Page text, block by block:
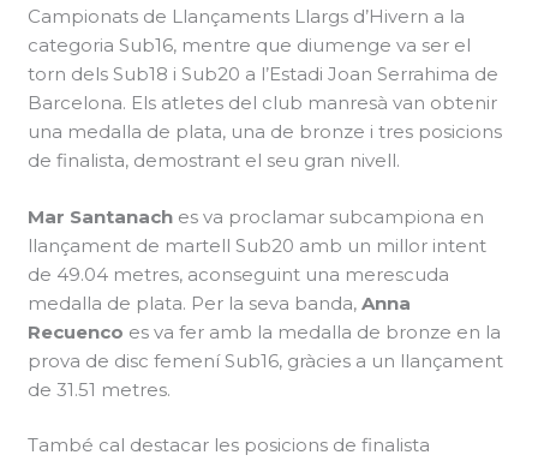
Campionats de Llançaments Llargs d’Hivern a la
categoria Sub16, mentre que diumenge va ser el
torn dels Sub18 i Sub20 a l’Estadi Joan Serrahima de
Barcelona. Els atletes del club manresà van obtenir
una medalla de plata, una de bronze i tres posicions
de finalista, demostrant el seu gran nivell.
Mar Santanach es va proclamar subcampiona en
llançament de martell Sub20 amb un millor intent
de 49.04 metres, aconseguint una merescuda
medalla de plata. Per la seva banda,Anna
Recuenco es va fer amb la medalla de bronze en la
prova de disc femení Sub16, gràcies a un llançament
de 31.51 metres.
També cal destacar les posicions de finalista